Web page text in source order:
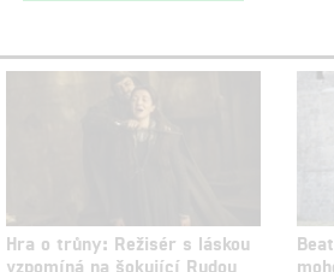
Hra o trůny: Režisér s láskou
vzpomíná na šokující Rudou